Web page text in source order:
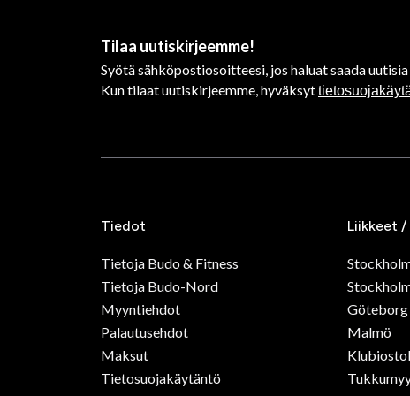
Tilaa uutiskirjeemme!
Syötä sähköpostiosoitteesi, jos haluat saada
Kun tilaat uutiskirjeemme, hyväksyt
Tiedot
Tietoja Budo & Fitness
Tietoja Budo-Nord
Myyntiehdot
Palautusehdot
Maksut
Tietosuojakäytäntö
Liikkeet
Göteborg
Malmö